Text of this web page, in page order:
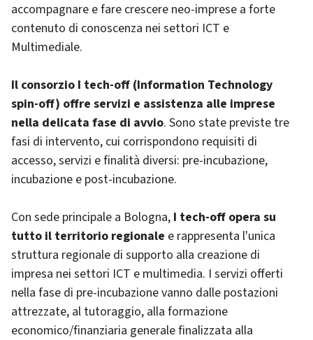
accompagnare e fare crescere neo-imprese a forte
contenuto di conoscenza nei settori ICT e
Multimediale.
Il consorzio I tech-off (Information Technology
spin-off) offre servizi e assistenza alle imprese
nella delicata fase di avvio. Sono state previste tre
fasi di intervento, cui corrispondono requisiti di
accesso, servizi e finalità diversi: pre-incubazione,
incubazione e post-incubazione.
Con sede principale a Bologna, I tech-off opera su
tutto il territorio regionale e rappresenta l'unica
struttura regionale di supporto alla creazione di
impresa nei settori ICT e multimedia. I servizi offerti
nella fase di pre-incubazione vanno dalle postazioni
attrezzate, al tutoraggio, alla formazione
economico/finanziaria generale finalizzata alla